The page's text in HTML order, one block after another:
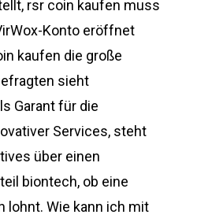
rsr coin kaufen muss
Konto eröffnet
kaufen die große
sieht
Garant für die
Services, steht
über einen
biontech, ob eine
lohnt. Wie kann ich mit